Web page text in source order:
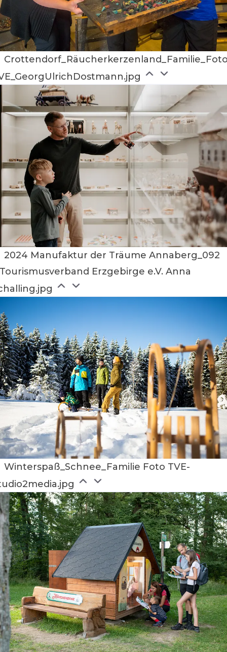
2024 Manufaktur der Träume Annaberg_092
Erzgebirge e.V. Anna
Winterspaß_Schnee_Familie Foto TVE-